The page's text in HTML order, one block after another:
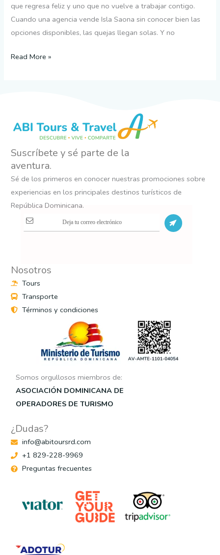
que regresa feliz y uno que no vuelve a trabajar contigo.
Cuando una agencia vende Isla Saona sin conocer bien las
opciones disponibles, las quejas llegan solas. Y no
Read More »
Suscríbete y sé parte de la
aventura.
Sé de los primeros en conocer nuestras promociones sobre
experiencias en los principales destinos turísticos de
República Dominicana.
S
Nosotros
Tours
Transporte
Términos y condiciones
Somos orgullosos miembros de:
ASOCIACIÓN DOMINICANA DE
OPERADORES DE TURISMO
¿Dudas?
info@abitoursrd.com
+1 829-228-9969
Preguntas frecuentes